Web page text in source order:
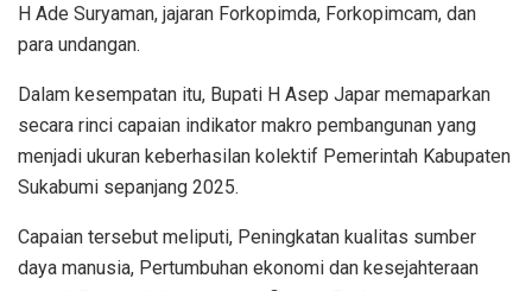
H Ade Suryaman, jajaran Forkopimda, Forkopimcam, dan
para undangan.
Dalam kesempatan itu, Bupati H Asep Japar memaparkan
secara rinci capaian indikator makro pembangunan yang
menjadi ukuran keberhasilan kolektif Pemerintah Kabupaten
Sukabumi sepanjang 2025.
Capaian tersebut meliputi, Peningkatan kualitas sumber
daya manusia, Pertumbuhan ekonomi dan kesejahteraan